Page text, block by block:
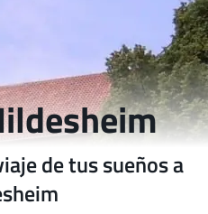
de tus sueños a